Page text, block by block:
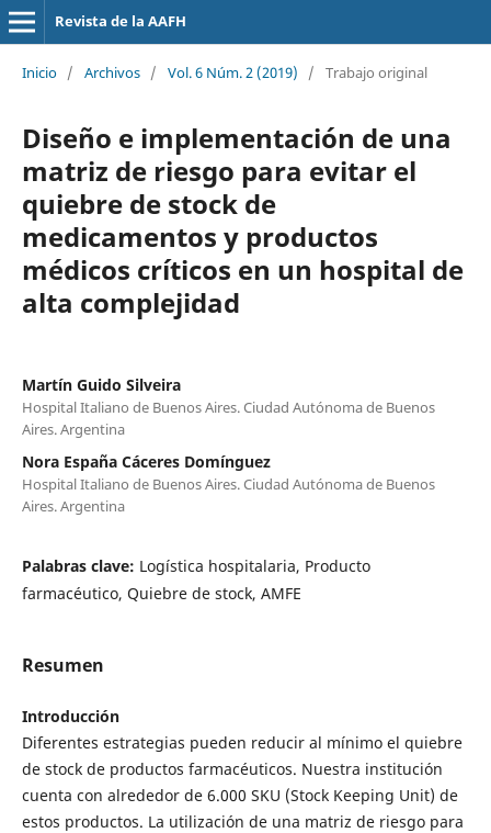
Revista de la AAFH
Inicio / Archivos / Vol. 6 Núm. 2 (2019) / Trabajo original
Diseño e implementación de una
matriz de riesgo para evitar el
quiebre de stock de
medicamentos y productos
médicos críticos en un hospital de
alta complejidad
Martín Guido Silveira
Hospital Italiano de Buenos Aires. Ciudad Autónoma de Buenos
Aires. Argentina
Nora España Cáceres Domínguez
Hospital Italiano de Buenos Aires. Ciudad Autónoma de Buenos
Aires. Argentina
Palabras clave: Logística hospitalaria, Producto
farmacéutico, Quiebre de stock, AMFE
Resumen
Introducción
Diferentes estrategias pueden reducir al mínimo el quiebre
de stock de productos farmacéuticos. Nuestra institución
cuenta con alrededor de 6.000 SKU (Stock Keeping Unit) de
estos productos. La utilización de una matriz de riesgo para